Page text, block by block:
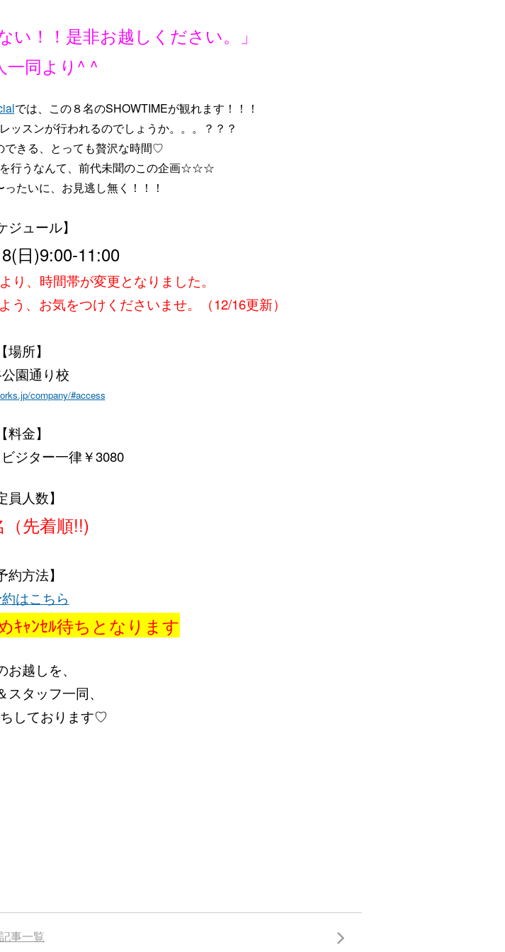
い！！是非お越しください。」
同より^ ^
では、この８名のSHOWTIMEが観れます！！！
ッスンが行われるのでしょうか。。。？？？
できる、とっても贅沢な時間♡
行うなんて、前代未聞のこの企画☆☆☆
たいに、お見逃し無く！！！
ジュール】
日)9:00-11:00
り、時間帯が変更となりました。
、お気をつけくださいませ。（12/16更新）
【場所】
園通り校
company/#access
【料金】
ジター一律￥3080
員人数】
（先着順!!)
約方法】
はこちら
ｷｬﾝｾﾙ待ちとなります
お越しを、
スタッフ一同、
しております♡
記事一覧